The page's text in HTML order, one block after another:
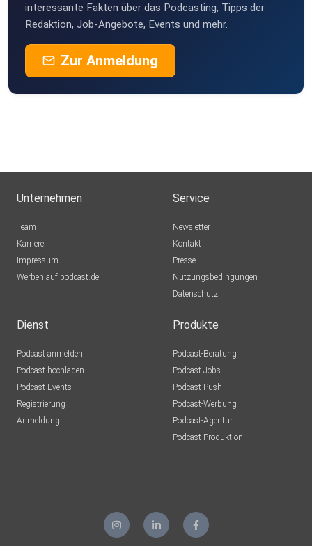
interessante Fakten über das Podcasting, Tipps der
Redaktion, Job-Angebote, Events und mehr.
Zur Anmeldung
Unternehmen
Team
Karriere
Impressum
Werben auf podcast.de
Service
Newsletter
Kontakt
Presse
Nutzungsbedingungen
Datenschutz
Dienst
Podcast anmelden
Podcast hochladen
Podcast-Events
Registrierung
Anmeldung
Produkte
Podcast-Beratung
Podcast-Jobs
Podcast-Push
Podcast-Werbung
Podcast-Agentur
Podcast-Produktion